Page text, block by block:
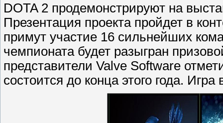
DOTA 2 продемонстрируют на
Презентация проекта пройдет в
примут участие 16 сильнейших
чемпионата будет разыгран
представители Valve Software
состоится до конца этого года.